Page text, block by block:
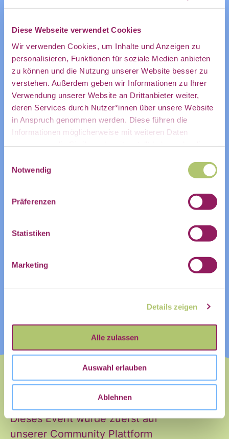
Diese Webseite verwendet Cookies
Wir verwenden Cookies, um Inhalte und Anzeigen zu
personalisieren, Funktionen für soziale Medien anbieten
zu können und die Nutzung unserer Website besser zu
verstehen. Außerdem geben wir Informationen zu Ihrer
Verwendung unserer Website an Drittanbieter weiter,
deren Services durch Nutzer*innen über unsere Website
in Anspruch genommen werden. Diese führen die
Informationen möglicherweise mit weiteren Daten
haben.
Notwendig
Präferenzen
Statistiken
Marketing
Details zeigen
Alle zulassen
Auswahl erlauben
Ablehnen
@Anke Obendiek(https://community.civic-
data.de/u/ankeo/) , @Hazem Adel (er/ihm)
(https://community.civic-
data.de/u/hazem/) und @Lena
Marbach(https://community.civic-
data.de/u/lena.marbach/ )
ZUR VERANSTALTUNG IM COMMUNITY-
ZUM KALENDER HINZUFÜGEN
Dieses Event wurde zuerst auf
unserer Community Plattform
direkt in
mein
persönliches
Postfach:
Name
Nachname